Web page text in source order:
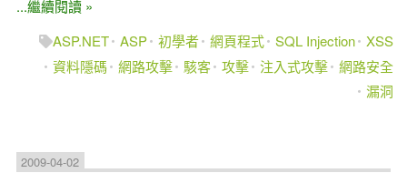
...繼續閱讀 »
ASP.NET ASP 初學者 網頁程式 SQL Injection XSS
資料隱碼 網路攻擊 駭客 攻擊 注入式攻擊 網路安全
漏洞
2009-04-02